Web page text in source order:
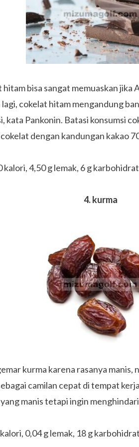
hitam bisa sangat memuaskan
cokelat hitam mengandung
kata Pankonin. Batasi konsumsi
dengan kandungan kakao
kalori, 4,50 g lemak, 6 g
4. kurma
kurma karena rasanya manis,
camilan cepat di tempat
manis tetapi ingin
0,04 g lemak, 18 g